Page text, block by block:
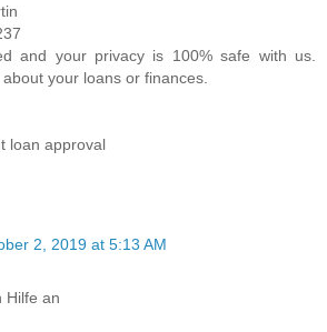
and your privacy is 100% safe with us.
your loans or finances.
loan approval
2, 2019 at 5:13 AM
Hilfe an